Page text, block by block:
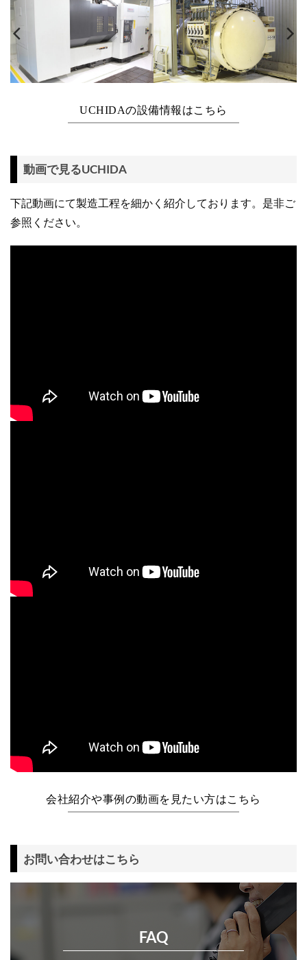
UCHIDAの設備情報はこちら
動画で見るUCHIDA
下記動画にて製造工程を細かく紹介しております。是非ご
参照ください。
会社紹介や事例の動画を見たい方はこちら
お問い合わせはこちら
FAQ